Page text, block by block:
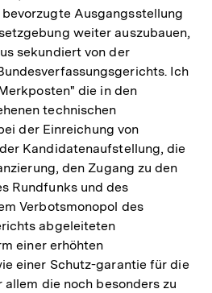
Ausgangsstellung
weiter auszubauen,
sekundiert von der
Ich
die in den
technischen
der Einreichung von
Kandidatenaufstellung, die
den Zugang zu den
Rundfunks und des
Verbotsmonopol des
abgeleiteten
einer erhöhten
einer Schutz-garantie für die
allem die noch besonders zu